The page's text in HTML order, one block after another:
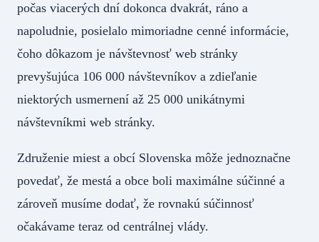
počas viacerých dní dokonca dvakrát, ráno a
napoludnie, posielalo mimoriadne cenné informácie,
čoho dôkazom je návštevnosť web stránky
prevyšujúca 106 000 návštevníkov a zdieľanie
niektorých usmernení až 25 000 unikátnymi
návštevníkmi web stránky.
Združenie miest a obcí Slovenska môže jednoznačne
povedať, že mestá a obce boli maximálne súčinné a
zároveň musíme dodať, že rovnakú súčinnosť
očakávame teraz od centrálnej vlády.